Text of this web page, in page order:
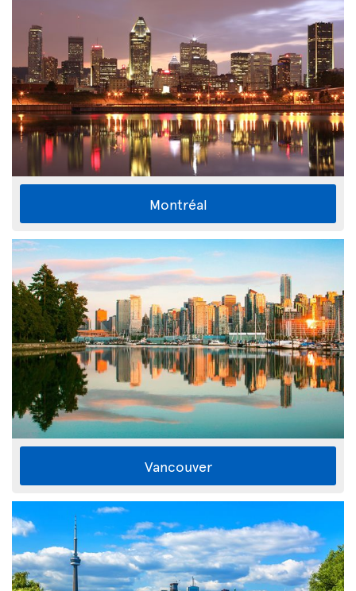
Montréal
Vancouver